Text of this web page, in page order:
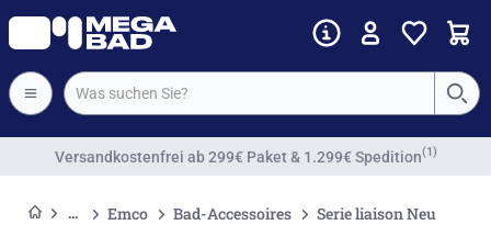
Vorkassenrabatt
Emco Bad-Accessoires Serie liaison Neu